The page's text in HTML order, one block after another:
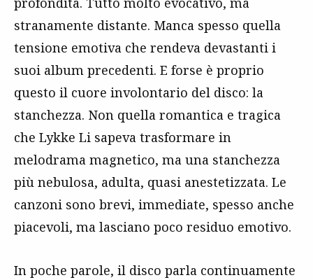
stranamente distante. Manca spesso quella
tensione emotiva che rendeva devastanti i
suoi album precedenti. E forse è proprio
questo il cuore involontario del disco: la
stanchezza. Non quella romantica e tragica
che Lykke Li sapeva trasformare in
melodrama magnetico, ma una stanchezza
più nebulosa, adulta, quasi anestetizzata. Le
canzoni sono brevi, immediate, spesso anche
piacevoli, ma lasciano poco residuo emotivo.
In poche parole, il disco parla continuamente